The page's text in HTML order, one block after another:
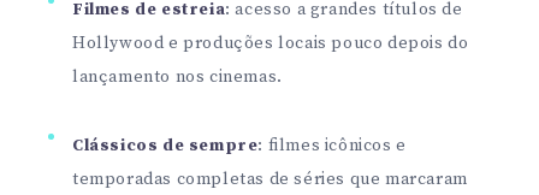
Filmes de estreia: acesso a grandes títulos de
Hollywood e produções locais pouco depois do
lançamento nos cinemas.
Clássicos de sempre: filmes icônicos e
temporadas completas de séries que marcaram